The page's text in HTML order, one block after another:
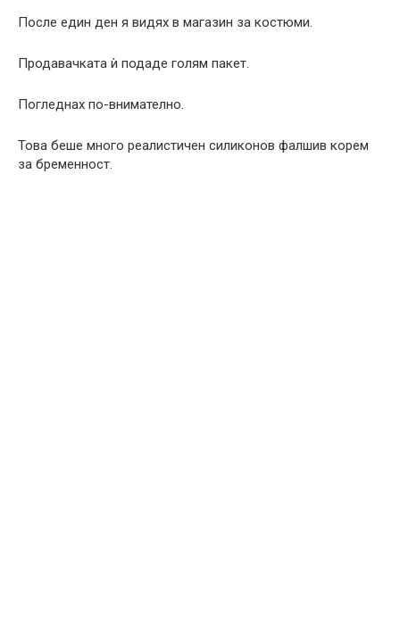
После един ден я видях в магазин за костюми.
Продавачката ѝ подаде голям пакет.
Погледнах по-внимателно.
Това беше много реалистичен силиконов фалшив корем
за бременност.